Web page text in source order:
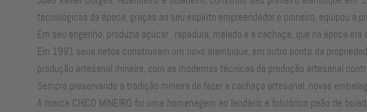
tecnológicas da época, graças ao seu espírito empreendedor e pioneiro, equipou a
Em seu engenho, produzia açúcar , rapadura, melado e a cachaça, que na época
Em 1991 seus netos construíram um novo alambique, em outro ponto da
produção artesanal mineira, com as modernas técnicas da produção artesanal
Sempre preservando a tradição mineira de fazer a cachaça artesanal, novas
A marca CHICO MINEIRO foi uma homenagem ao lendário e folclórico peão de